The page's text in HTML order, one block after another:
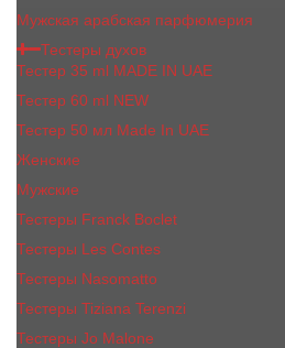
Мужская арабская парфюмерия
Тестеры духов
Тестер 35 ml MADE IN UAE
Тестер 60 ml NEW
Тестер 50 мл Made In UAE
Женские
Мужские
Тестеры Franck Boclet
Тестеры Les Contes
Тестеры Nasomatto
Тестеры Tiziana Terenzi
Тестеры Jо Malоnе